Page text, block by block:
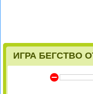
ИГРА БЕГСТВО
Y